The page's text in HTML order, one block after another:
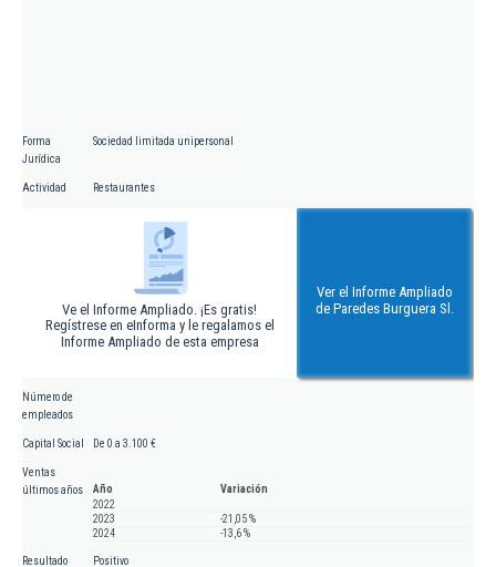
Forma
Jurídica
Sociedad limitada unipersonal
Actividad Restaurantes
Ve el Informe Ampliado. ¡Es gratis!
Regístrese en eInforma y le regalamos el
Informe Ampliado de esta empresa
Ver el Informe Ampliado
de Paredes Burguera Sl.
Número de
empleados
Capital Social De 0 a 3.100 €
Ventas
últimos años
Año
Variación
2022
2023
-21,05 %
2024
-13,6 %
Resultado
Positivo